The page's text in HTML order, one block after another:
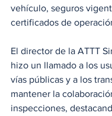
vehículo, seguros
certificados de
El director de la ATTT
hizo un llamado a los
vías públicas y a los
mantener la
inspecciones,